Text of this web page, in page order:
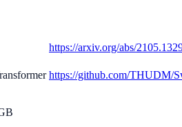
https://arxiv.org/abs/
https://github.com/THUDM/